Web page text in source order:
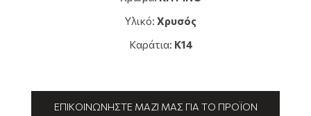
Υλικό: Χρυσός
Καράτια: K14
ΕΠΙΚΟΙΝΩΝΉΣΤΕ ΜΑΖΊ ΜΑΣ ΓΙΑ ΤΟ ΠΡΟΪΌΝ